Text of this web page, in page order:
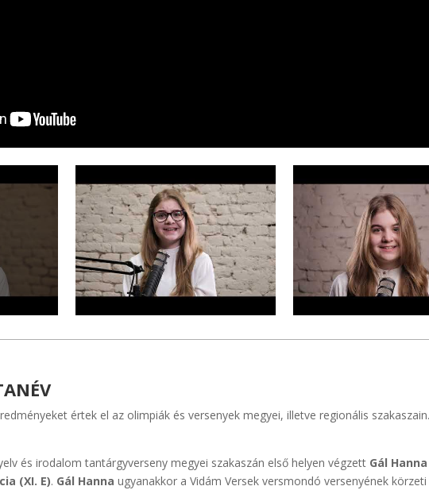
értek el az olimpiák és versenyek megyei, illetve regionális
és irodalom tantárgyverseny megyei szakaszán első helyen végzett Gál Hanna
(XI. E). Gál Hanna ugyanakkor a Vidám Versek versmondó versenyének